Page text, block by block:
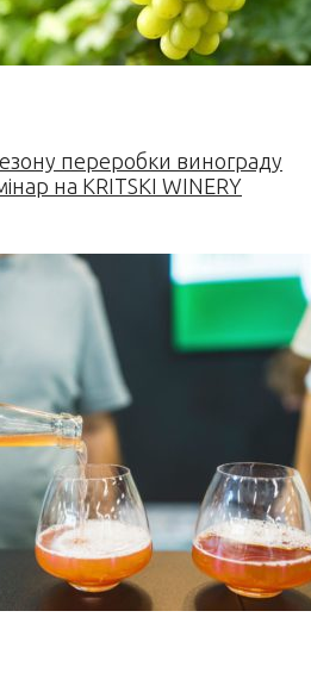
переробки винограду
на KRITSKI WINERY